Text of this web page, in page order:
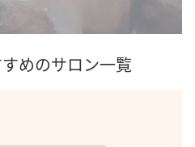
めのサロン一覧